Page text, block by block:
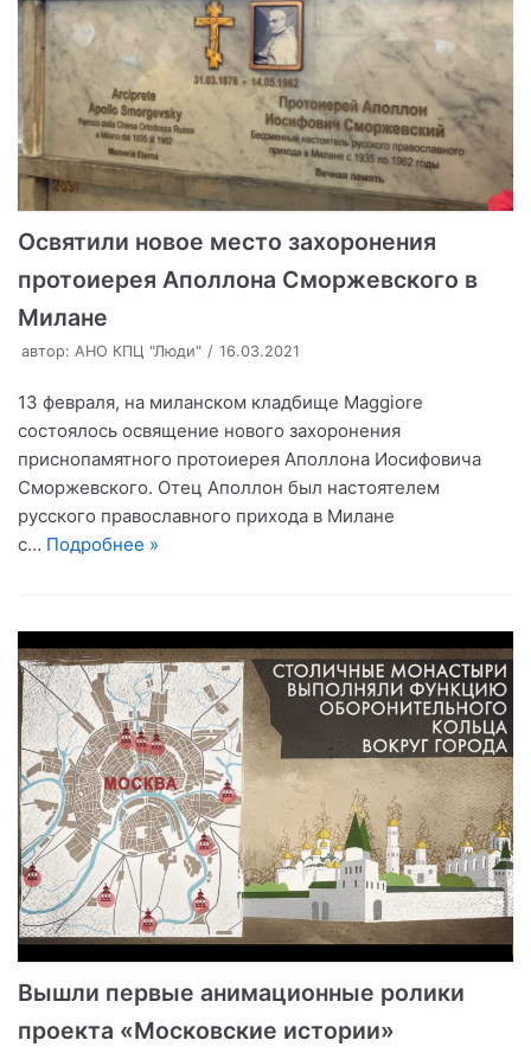
Освятили новое место захоронения
протоиерея Аполлона Сморжевского в
Милане
автор: АНО КПЦ "Люди" 16.03.2021
13 февраля, на миланском кладбище Maggiore
состоялось освящение нового захоронения
приснопамятного протоиерея Аполлона Иосифовича
Сморжевского. Отец Аполлон был настоятелем
русского православного прихода в Милане
с… Подробнее »
Вышли первые анимационные ролики
проекта «Московские истории»